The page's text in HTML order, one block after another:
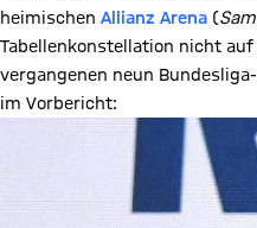
heimischen Allianz Arena (
Tabellenkonstellation nicht
vergangenen neun
im Vorbericht: